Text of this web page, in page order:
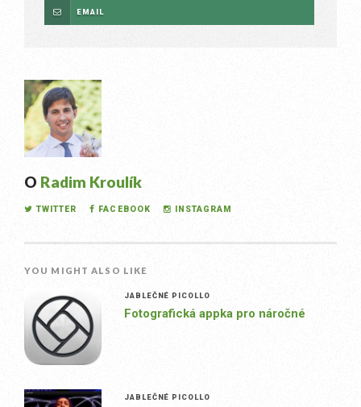
EMAIL
O Radim Kroulík
TWITTER FACEBOOK INSTAGRAM
YOU MIGHT ALSO LIKE
JABLEČNÉ PICOLLO
Fotografická appka pro náročné
JABLEČNÉ PICOLLO